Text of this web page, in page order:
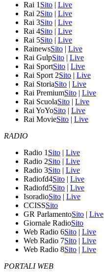
Rai 1 Sito | Live
Rai 2Sito | Live
Rai 3Sito | Live
Rai 4Sito | Live
Rai 5Sito | Live
RainewsSito | Live
Rai GulpSito | Live
Rai SportSito | Live
Rai Sport 2Sito | Live
Rai StoriaSito | Live
Rai PremiumSito | Live
Rai ScuolaSito | Live
Rai YoYoSito | Live
Rai MovieSito | Live
RADIO
Radio 1 Sito | Live
Radio 2Sito | Live
Radio 3Sito | Live
Radiofd4Sito | Live
Radiofd5Sito | Live
IsoradioSito | Live
CCISSSito
GR ParlamentoSito | Live
Giornale RadioSito
Web Radio 6Sito | Live
Web Radio 7Sito | Live
Web Radio 8Sito | Live
PORTALI WEB